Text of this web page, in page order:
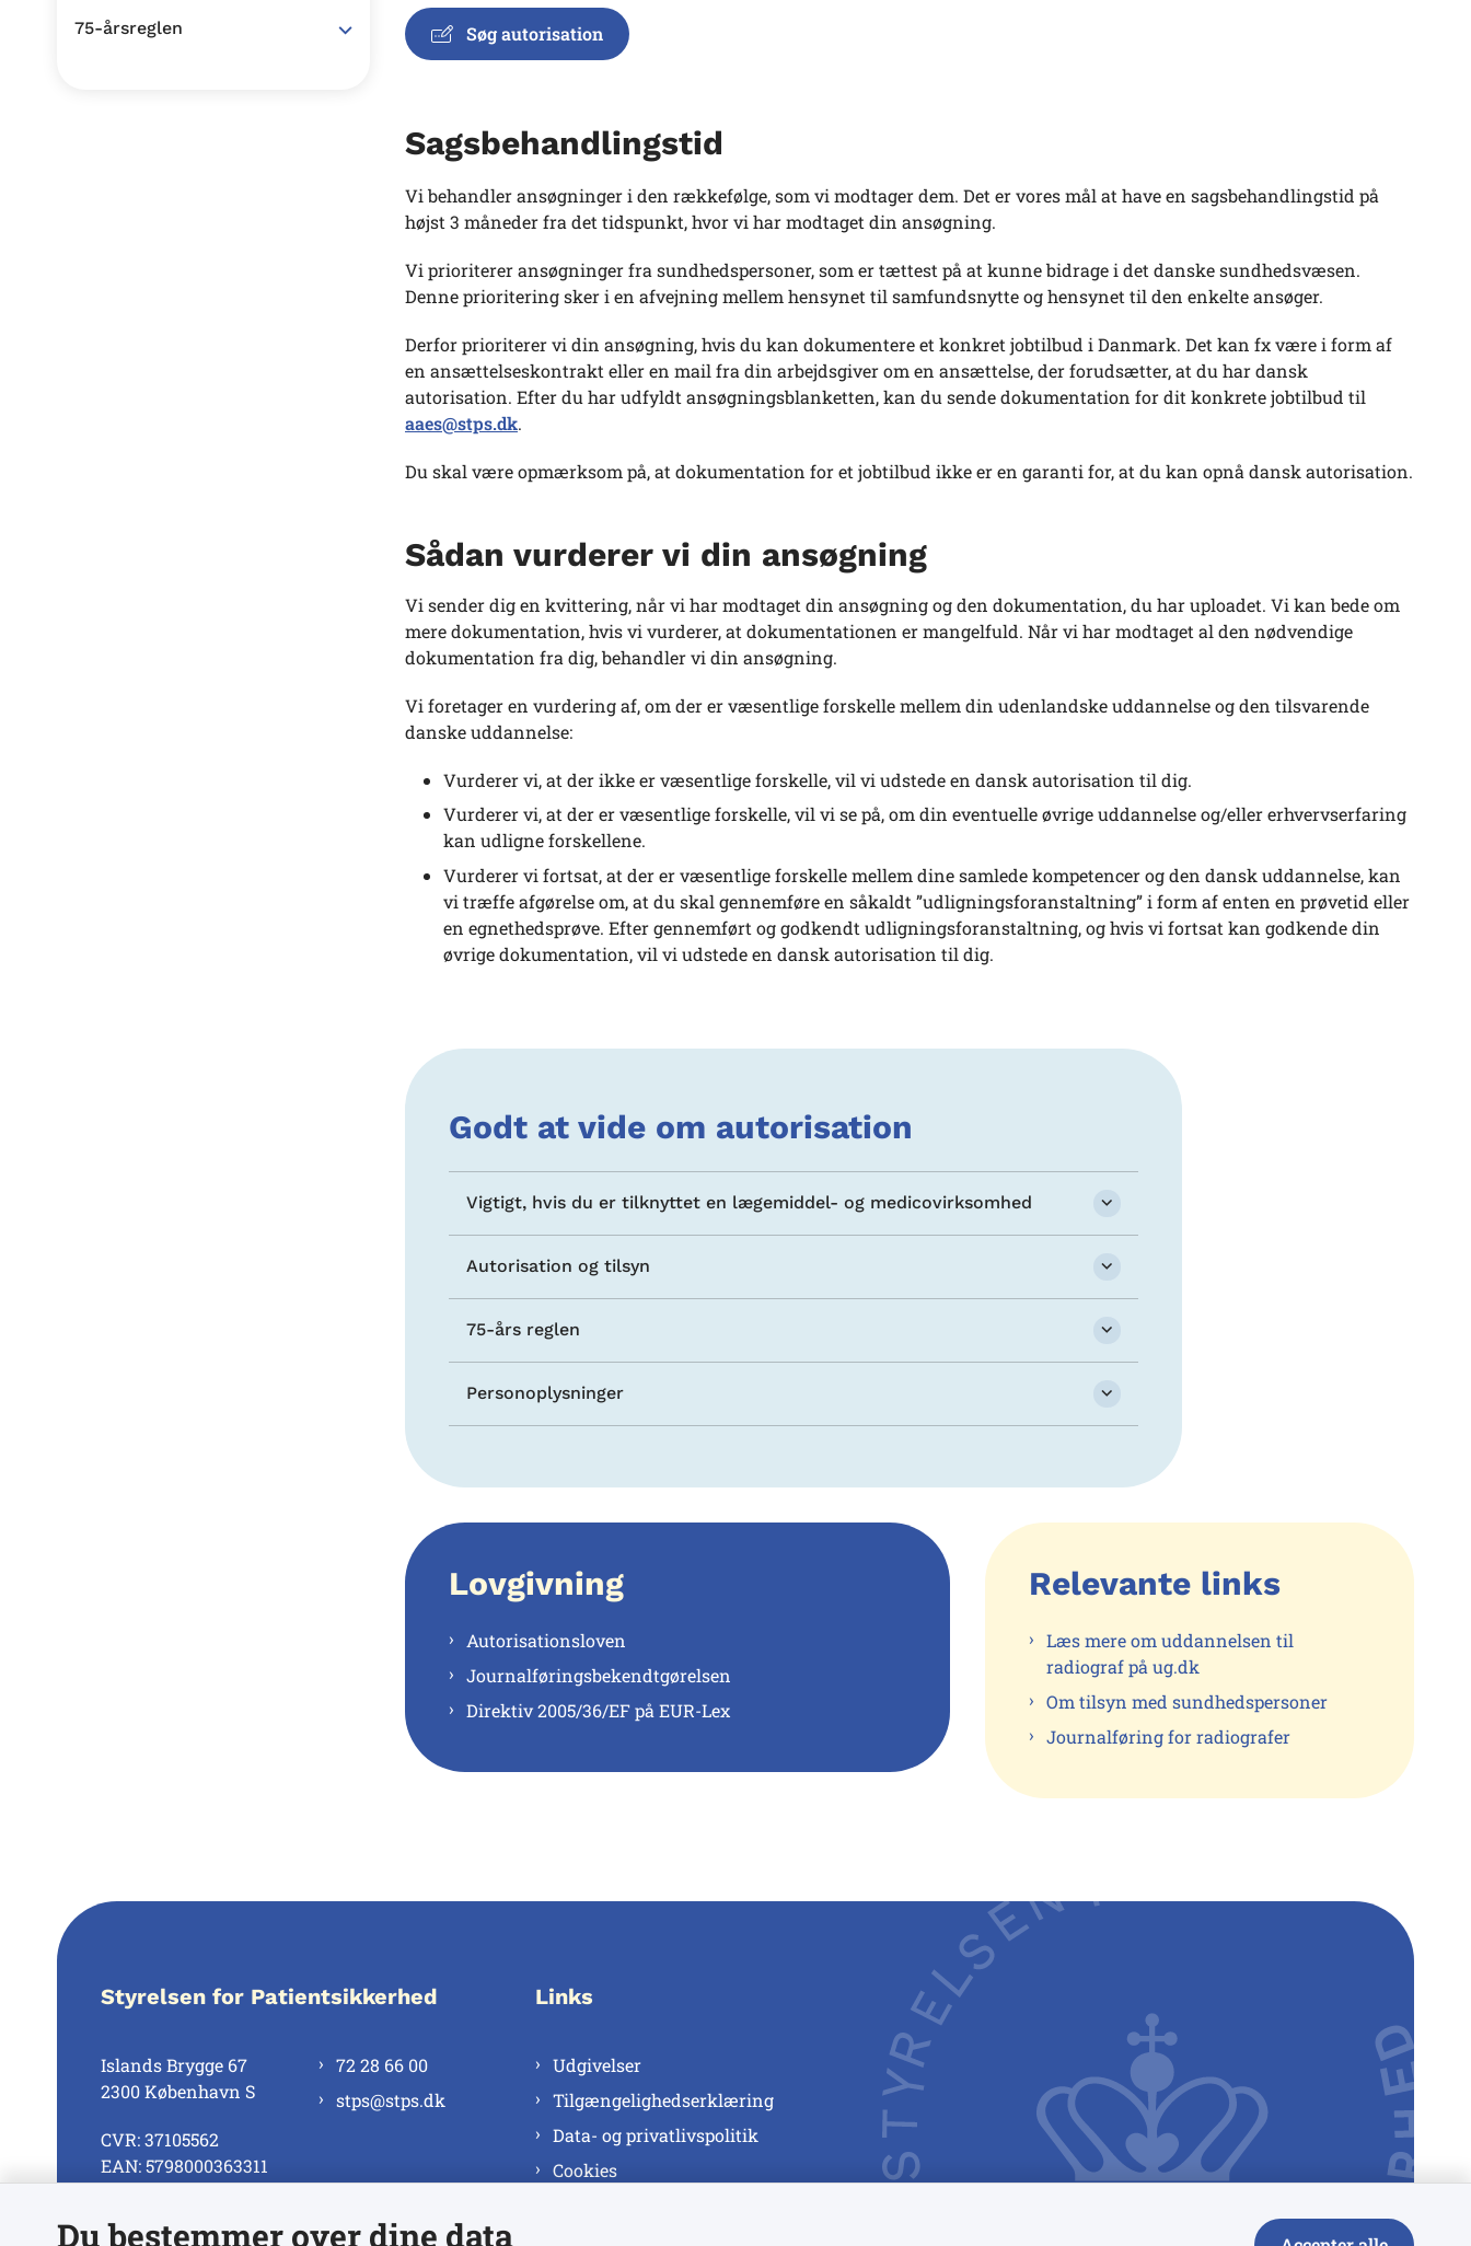
75-årsreglen Søg autorisation
Sagsbehandlingstid
Vi behandler ansøgninger i den rækkefølge, som vi modtager dem. Det er vores mål at have en sagsbehandlingstid på
højst 3 måneder fra det tidspunkt, hvor vi har modtaget din ansøgning.
Vi prioriterer ansøgninger fra sundhedspersoner, som er tættest på at kunne bidrage i det danske sundhedsvæsen.
Denne prioritering sker i en afvejning mellem hensynet til samfundsnytte og hensynet til den enkelte ansøger.
Derfor prioriterer vi din ansøgning, hvis du kan dokumentere et konkret jobtilbud i Danmark. Det kan fx være i form af
en ansættelseskontrakt eller en mail fra din arbejdsgiver om en ansættelse, der forudsætter, at du har dansk
autorisation. Efter du har udfyldt ansøgningsblanketten, kan du sende dokumentation for dit konkrete jobtilbud til
aaes@stps.dk.
Du skal være opmærksom på, at dokumentation for et jobtilbud ikke er en garanti for, at du kan opnå dansk autorisation.
Sådan vurderer vi din ansøgning
Vi sender dig en kvittering, når vi har modtaget din ansøgning og den dokumentation, du har uploadet. Vi kan bede om
mere dokumentation, hvis vi vurderer, at dokumentationen er mangelfuld. Når vi har modtaget al den nødvendige
dokumentation fra dig, behandler vi din ansøgning.
Vi foretager en vurdering af, om der er væsentlige forskelle mellem din udenlandske uddannelse og den tilsvarende
danske uddannelse:
Vurderer vi, at der ikke er væsentlige forskelle, vil vi udstede en dansk autorisation til dig.
Vurderer vi, at der er væsentlige forskelle, vil vi se på, om din eventuelle øvrige uddannelse og/eller erhvervserfaring
kan udligne forskellene.
Vurderer vi fortsat, at der er væsentlige forskelle mellem dine samlede kompetencer og den dansk uddannelse, kan
vi træffe afgørelse om, at du skal gennemføre en såkaldt ”udligningsforanstaltning” i form af enten en prøvetid eller
en egnethedsprøve. Efter gennemført og godkendt udligningsforanstaltning, og hvis vi fortsat kan godkende din
øvrige dokumentation, vil vi udstede en dansk autorisation til dig.
Godt at vide om autorisation
Vigtigt, hvis du er tilknyttet en lægemiddel- og medicovirksomhed
Autorisation og tilsyn
75-års reglen
Personoplysninger
Lovgivning
Autorisationsloven
Journalføringsbekendtgørelsen
Direktiv 2005/36/EF på EUR-Lex
Relevante links
Læs mere om uddannelsen til
radiograf på ug.dk
Om tilsyn med sundhedspersoner
Journalføring for radiografer
Styrelsen for Patientsikkerhed
Islands Brygge 67
2300 København S
CVR: 37105562
EAN: 5798000363311
72 28 66 00
stps@stps.dk
Links
Udgivelser
Tilgængelighedserklæring
Data- og privatlivspolitik
Cookies
Du bestemmer over dine data